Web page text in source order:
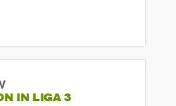
IN LIGA 3